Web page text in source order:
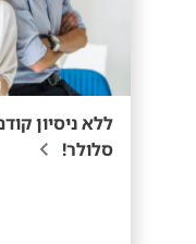
ללא ניסיון
סלולר!